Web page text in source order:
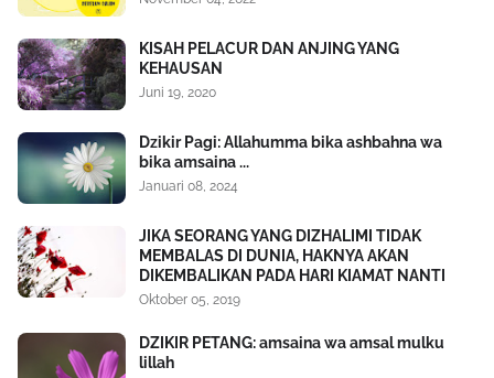
KISAH PELACUR DAN ANJING YANG
KEHAUSAN
Juni 19, 2020
Dzikir Pagi: Allahumma bika ashbahna wa
bika amsaina ...
Januari 08, 2024
JIKA SEORANG YANG DIZHALIMI TIDAK
MEMBALAS DI DUNIA, HAKNYA AKAN
DIKEMBALIKAN PADA HARI KIAMAT NANTI
Oktober 05, 2019
DZIKIR PETANG: amsaina wa amsal mulku
lillah